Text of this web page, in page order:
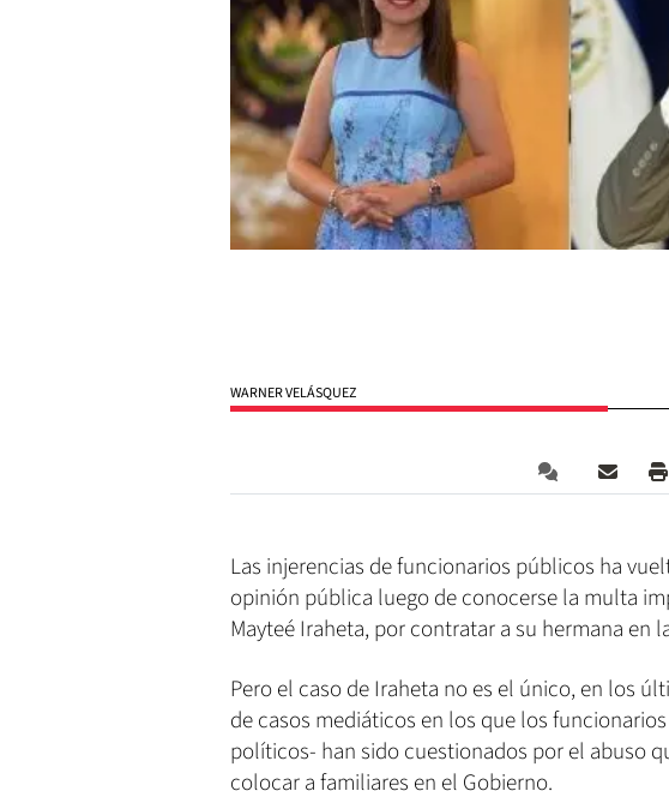
WARNER VELÁSQUEZ
Las injerencias de funcionarios públicos ha
opinión pública luego de conocerse la multa
Mayteé Iraheta, por contratar a su hermana en
Pero el caso de Iraheta no es el único, en los
de casos mediáticos en los que los
políticos- han sido cuestionados por el abuso
colocar a familiares en el Gobierno.